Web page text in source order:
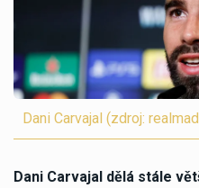
Dani Carvajal (zdroj:
Dani Carvajal dělá stále